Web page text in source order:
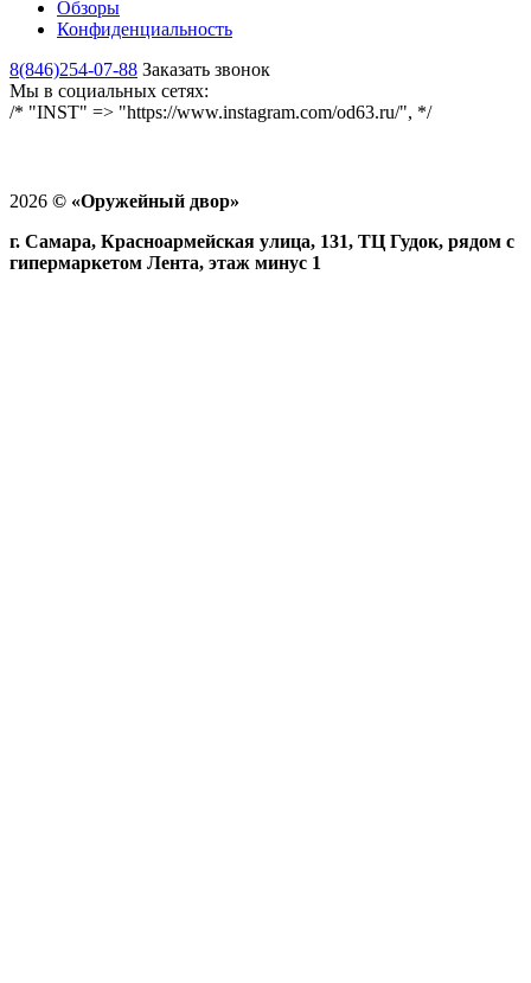
Обзоры
Конфиденциальность
8(846)254-07-88 Заказать звонок
Мы в социальных сетях:
/* "INST" => "https://www.instagram.com/od63.ru/", */
2026 © «Оружейный двор»
г. Самара, Красноармейская улица, 131, ТЦ Гудок, рядом с
гипермаркетом Лента, этаж минус 1